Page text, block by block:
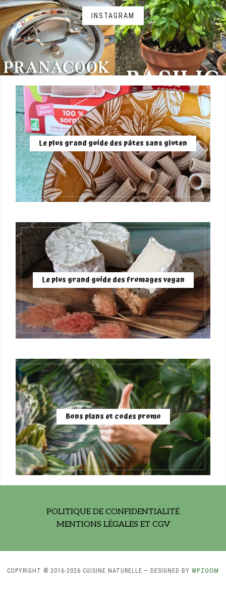
INSTAGRAM
Le plus grand guide des pâtes sans gluten
Le plus grand guide des fromages vegan
Bons plans et codes promo
POLITIQUE DE CONFIDENTIALITÉ
MENTIONS LÉGALES ET CGV
COPYRIGHT © 2016-2026 CUISINE NATURELLE — DESIGNED BY WPZOOM